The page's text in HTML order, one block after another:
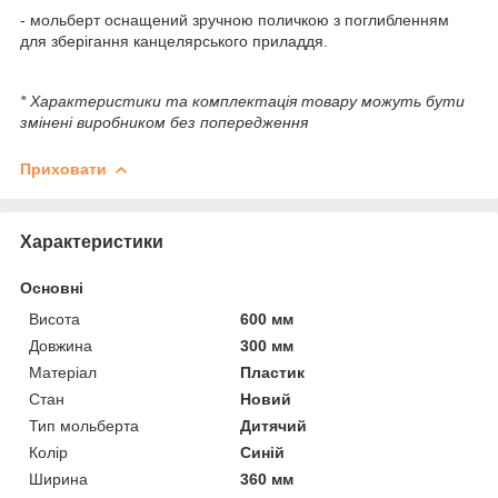
- мольберт оснащений зручною поличкою з поглибленням
для зберігання канцелярського приладдя.
* Характеристики та комплектація товару можуть бути
змінені виробником без попередження
Приховати
Характеристики
Основні
Висота
600 мм
Довжина
300 мм
Матеріал
Пластик
Стан
Новий
Тип мольберта
Дитячий
Колір
Синій
Ширина
360 мм